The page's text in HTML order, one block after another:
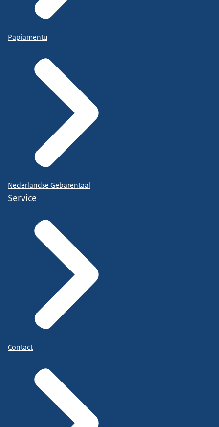
Papiamentu
Nederlandse Gebarentaal
Service
Contact